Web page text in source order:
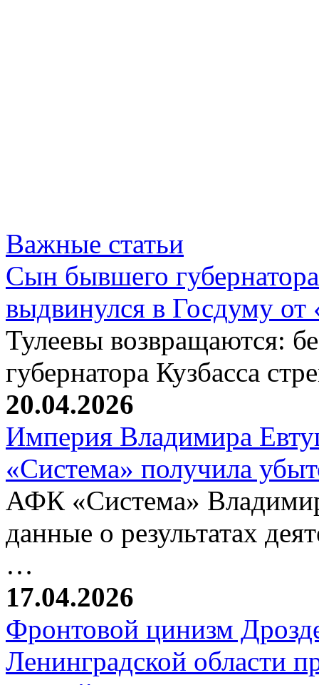
Важные статьи
Сын бывшего
выдвинулся в Госдуму
Тулеевы возвращаются:
губернатора Кузбасса
20.04.2026
Империя Владимира
«Система» получила
АФК «Система»
данные о результатах
…
17.04.2026
Фронтовой цинизм
Ленинградской области